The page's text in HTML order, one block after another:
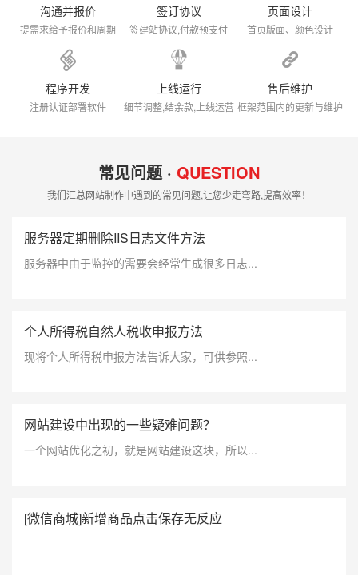
沟通并报价
提需求给予报价和周期
签订协议
签建站协议,付款预支付
页面设计
首页版面、颜色设计
程序开发
注册认证部署软件
上线运行
细节调整,结余款,上线运营
售后维护
框架范围内的更新与维护
常见问题 · QUESTION
我们汇总网站制作中遇到的常见问题,让您少走弯路,提高效率！
服务器定期删除IIS日志文件方法
服务器中由于监控的需要会经常生成很多日志...
个人所得税自然人税收申报方法
现将个人所得税申报方法告诉大家，可供参照...
网站建设中出现的一些疑难问题？
一个网站优化之初，就是网站建设这块，所以...
[微信商城]新增商品点击保存无反应